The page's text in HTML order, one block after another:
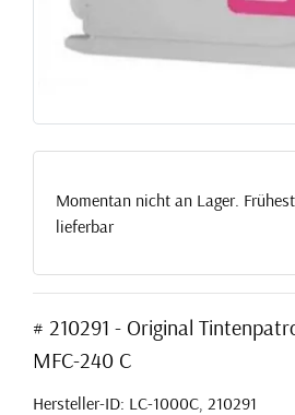
Momentan nicht an Lager.
lieferbar
# 210291 - Original
MFC-240 C
Hersteller-ID: LC-1000C, 210291